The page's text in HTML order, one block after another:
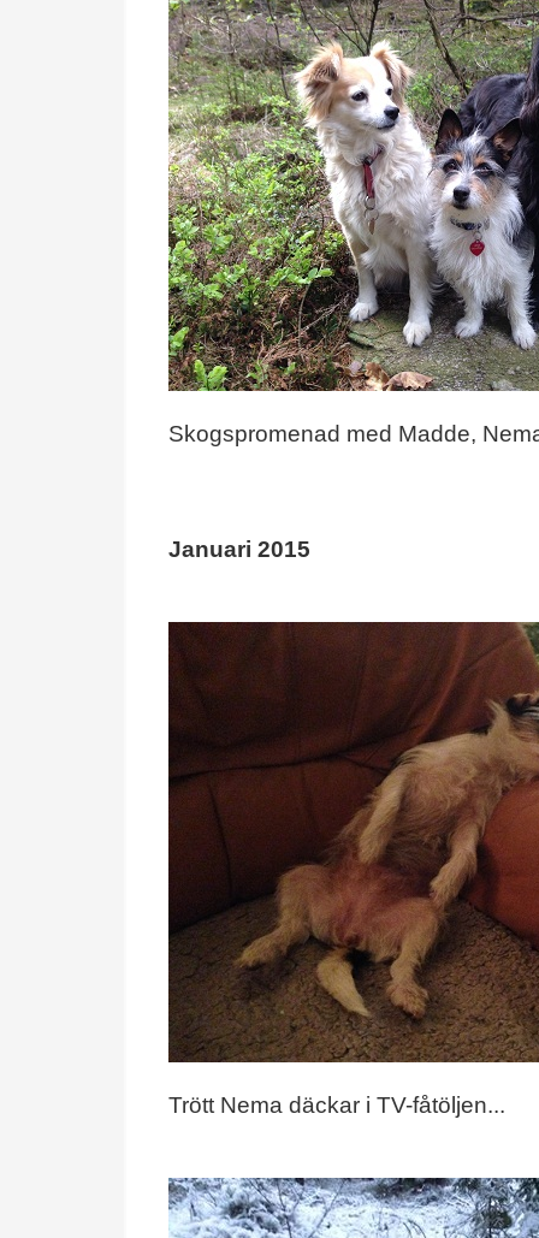
Skogspromenad med Madde,
Januari 2015
Trött Nema däckar i TV-fåtöljen...